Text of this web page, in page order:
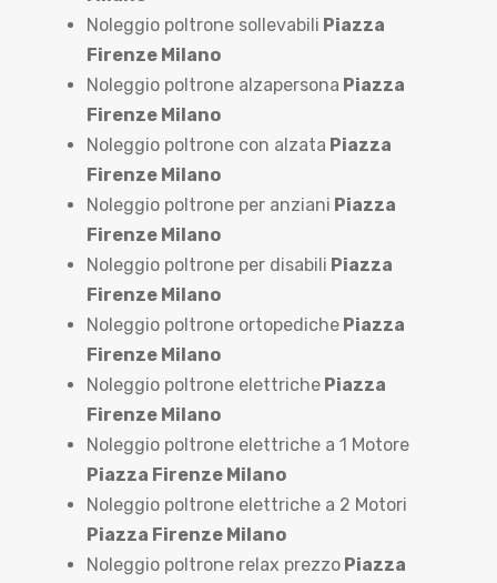
Noleggio poltrone sollevabili Piazza
Firenze Milano
Noleggio poltrone alzapersona Piazza
Firenze Milano
Noleggio poltrone con alzata Piazza
Firenze Milano
Noleggio poltrone per anziani Piazza
Firenze Milano
Noleggio poltrone per disabili Piazza
Firenze Milano
Noleggio poltrone ortopediche Piazza
Firenze Milano
Noleggio poltrone elettriche Piazza
Firenze Milano
Noleggio poltrone elettriche a 1 Motore
Piazza Firenze Milano
Noleggio poltrone elettriche a 2 Motori
Piazza Firenze Milano
Noleggio poltrone relax prezzo Piazza